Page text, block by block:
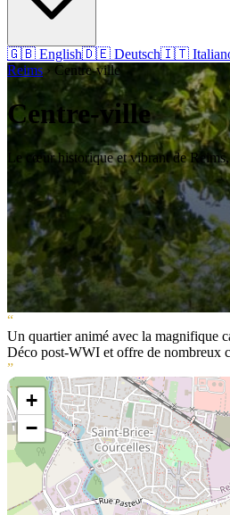
🇬🇧 English🇩🇪 Deutsch🇮🇹
Reims › Centre-ville
Centre-ville
Le cœur historique et vibrant de
“
Un quartier animé avec la magnifique
Déco post-WWI et offre de nombreux
”
+
−